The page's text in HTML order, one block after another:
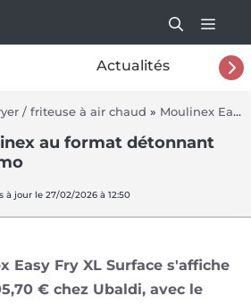
Actualités
/ friteuse à air chaud » Moulinex Easy Fry XL Surface
au format détonnant
à jour le 27/02/2026 à 12:50
Easy Fry XL Surface s'affiche
€ chez Ubaldi, avec le